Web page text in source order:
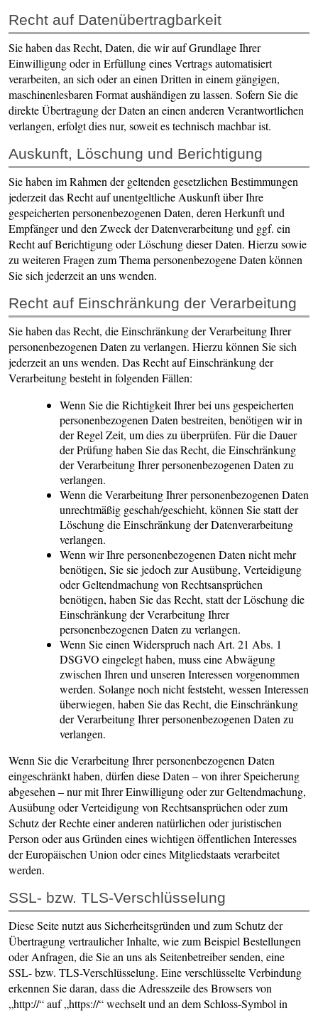
Recht auf Daten­übertrag­barkeit
Sie haben das Recht, Daten, die wir auf Grundlage Ihrer
Einwilligung oder in Erfüllung eines Vertrags automatisiert
verarbeiten, an sich oder an einen Dritten in einem gängigen,
maschinenlesbaren Format aushändigen zu lassen. Sofern Sie die
direkte Übertragung der Daten an einen anderen Verantwortlichen
verlangen, erfolgt dies nur, soweit es technisch machbar ist.
Auskunft, Löschung und Berichtigung
Sie haben im Rahmen der geltenden gesetzlichen Bestimmungen
jederzeit das Recht auf unentgeltliche Auskunft über Ihre
gespeicherten personenbezogenen Daten, deren Herkunft und
Empfänger und den Zweck der Datenverarbeitung und ggf. ein
Recht auf Berichtigung oder Löschung dieser Daten. Hierzu sowie
zu weiteren Fragen zum Thema personenbezogene Daten können
Sie sich jederzeit an uns wenden.
Recht auf Einschränkung der Verarbeitung
Sie haben das Recht, die Einschränkung der Verarbeitung Ihrer
personenbezogenen Daten zu verlangen. Hierzu können Sie sich
jederzeit an uns wenden. Das Recht auf Einschränkung der
Verarbeitung besteht in folgenden Fällen:
Wenn Sie die Richtigkeit Ihrer bei uns gespeicherten
personenbezogenen Daten bestreiten, benötigen wir in
der Regel Zeit, um dies zu überprüfen. Für die Dauer
der Prüfung haben Sie das Recht, die Einschränkung
der Verarbeitung Ihrer personenbezogenen Daten zu
verlangen.
Wenn die Verarbeitung Ihrer personenbezogenen Daten
unrechtmäßig geschah/geschieht, können Sie statt der
Löschung die Einschränkung der Datenverarbeitung
verlangen.
Wenn wir Ihre personenbezogenen Daten nicht mehr
benötigen, Sie sie jedoch zur Ausübung, Verteidigung
oder Geltendmachung von Rechtsansprüchen
benötigen, haben Sie das Recht, statt der Löschung die
Einschränkung der Verarbeitung Ihrer
personenbezogenen Daten zu verlangen.
Wenn Sie einen Widerspruch nach Art. 21 Abs. 1
DSGVO eingelegt haben, muss eine Abwägung
zwischen Ihren und unseren Interessen vorgenommen
werden. Solange noch nicht feststeht, wessen Interessen
überwiegen, haben Sie das Recht, die Einschränkung
der Verarbeitung Ihrer personenbezogenen Daten zu
verlangen.
Wenn Sie die Verarbeitung Ihrer personenbezogenen Daten
eingeschränkt haben, dürfen diese Daten – von ihrer Speicherung
abgesehen – nur mit Ihrer Einwilligung oder zur Geltendmachung,
Ausübung oder Verteidigung von Rechtsansprüchen oder zum
Schutz der Rechte einer anderen natürlichen oder juristischen
Person oder aus Gründen eines wichtigen öffentlichen Interesses
der Europäischen Union oder eines Mitgliedstaats verarbeitet
werden.
SSL- bzw. TLS-Verschlüsselung
Diese Seite nutzt aus Sicherheitsgründen und zum Schutz der
Übertragung vertraulicher Inhalte, wie zum Beispiel Bestellungen
oder Anfragen, die Sie an uns als Seitenbetreiber senden, eine
SSL- bzw. TLS-Verschlüsselung. Eine verschlüsselte Verbindung
erkennen Sie daran, dass die Adresszeile des Browsers von
„http://“ auf „https://“ wechselt und an dem Schloss-Symbol in